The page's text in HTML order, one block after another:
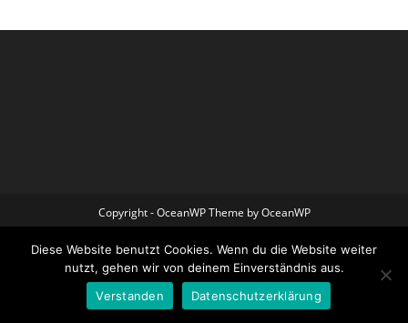
Copyright - OceanWP Theme by OceanWP
Diese Website benutzt Cookies. Wenn du die Website weiter
nutzt, gehen wir von deinem Einverständnis aus.
Verstanden
Datenschutzerklärung